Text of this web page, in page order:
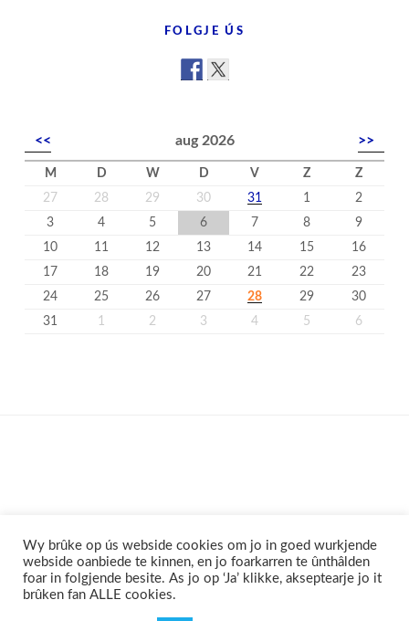
FOLGJE ÚS
<< aug 2026 >>
M D W D V Z
Z
27
28 29 30 31 1
2
3
4 5 6 7 8
9
10
11 12 13 14 15
16
17
18 19 20 21 22
23
24
25 26 27 28 29
30
31
1 2 3 4 5 6
Wy brûke op ús webside cookies om jo in goed wurkjende
webside oanbiede te kinnen, en jo foarkarren te ûnthâlden
foar in folgjende besite. As jo op ‘Ja’ klikke, akseptearje jo it
brûken fan ALLE cookies.